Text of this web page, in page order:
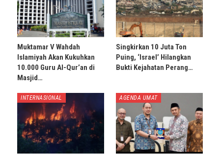
Muktamar V Wahdah
Islamiyah Akan Kukuhkan
10.000 Guru Al-Qur’an di
Masjid…
Singkirkan 10 Juta Ton
Puing, ‘Israel’ Hilangkan
Bukti Kejahatan Perang…
INTERNASIONAL AGENDA UMAT